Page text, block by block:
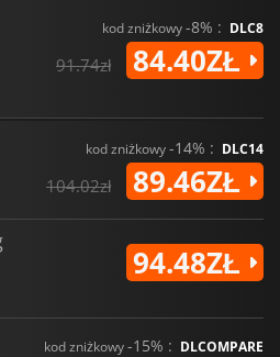
kod zniżkowy-8% : DLC8
91.74zł 84.40ZŁ
kod zniżkowy-14% : DLC14
104.02zł 89.46ZŁ
94.48ZŁ
kod zniżkowy-15% : DLCOMPARE